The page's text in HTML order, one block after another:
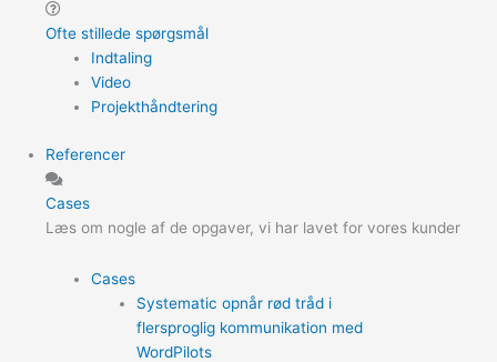
Ofte stillede spørgsmål
Indtaling
Video
Projekthåndtering
Referencer
Cases
Læs om nogle af de opgaver, vi har lavet for vores kunder
Cases
Systematic opnår rød tråd i
flersproglig kommunikation med
WordPilots